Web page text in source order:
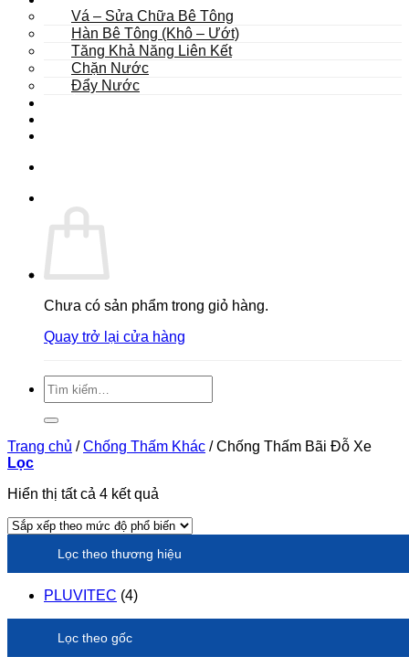
Vá – Sửa Chữa Bê Tông
Hàn Bê Tông (Khô – Ướt)
Tăng Khả Năng Liên Kết
Chặn Nước
Đẩy Nước
Chưa có sản phẩm trong giỏ hàng.
Quay trở lại cửa hàng
Tìm
kiếm:
Trang chủ / Chống Thấm Khác /Chống Thấm Bãi Đỗ Xe
Lọc
Hiển thị tất cả 4 kết quả
xếp
xếp
hạng
Lọc theo thương hiệu
PLUVITEC (4)
Lọc theo gốc